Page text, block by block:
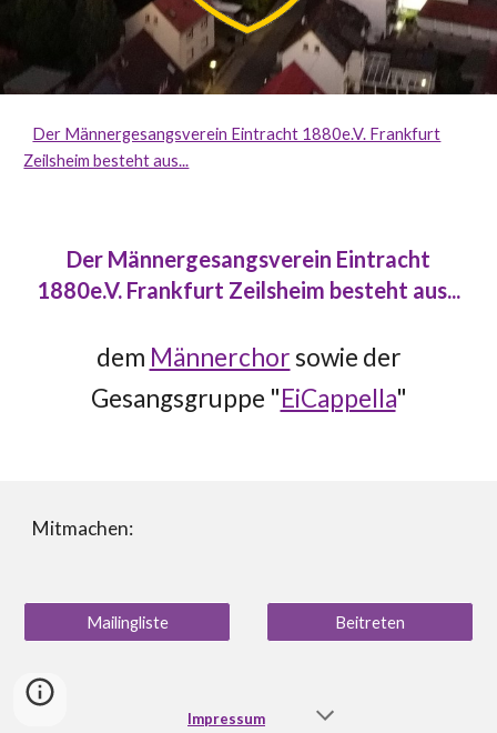
Der Männergesangsverein Eintracht 1880e.V. Frankfurt
Zeilsheim besteht aus...
Der Männergesangsverein Eintracht
1880e.V. Frankfurt Zeilsheim besteht aus...
dem Männerchorsowie der
Gesangsgruppe "EiCappella"
Mitmachen:
Mailingliste Beitreten
Impressum